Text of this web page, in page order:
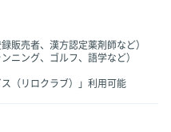
販売者、漢方認定薬剤師など）
ニング、ゴルフ、語学など）
ス（リロクラブ）」利用可能